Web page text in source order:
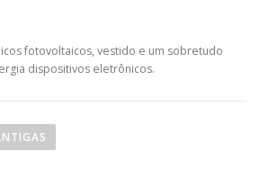
fotovoltaicos, vestido e um sobretudo
dispositivos eletrônicos.